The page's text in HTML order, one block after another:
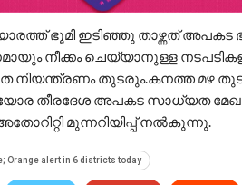
ഭൂമി ഇടിഞ്ഞു താഴ്ന്നത്
നീക്കം ചെയ്യാനുള്ള
നിയന്ത്രണം തുടരും.കനത്ത മഴ
തീരദേശ അപകട സാധ്യത
മുന്നറിയിപ്പ് നൽകുന്നു.
Orange alert in 6 districts today